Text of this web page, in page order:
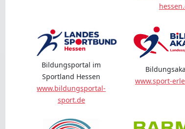
Bildungsportal im
Sportland Hessen
www.bildungsportal-
sport.de
www.sport-